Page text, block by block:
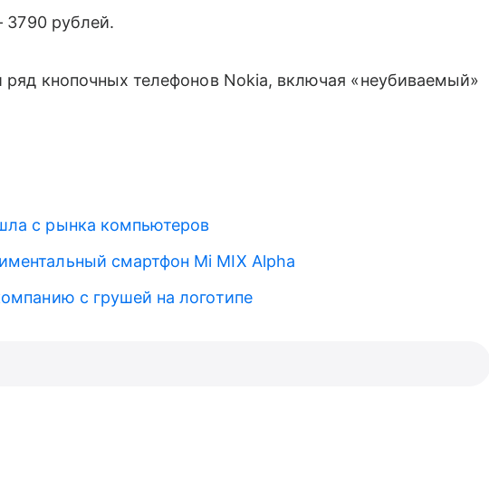
3790 рублей.
кнопочных телефонов Nokia, включая «неубиваемый»
с рынка компьютеров
смартфон Mi MIX Alpha
с грушей на логотипе